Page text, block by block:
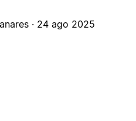
· 24 ago 2025